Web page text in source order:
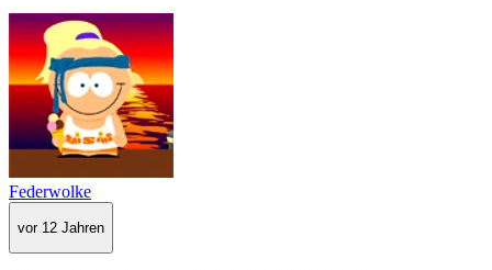
Federwolke
vor 12 Jahren